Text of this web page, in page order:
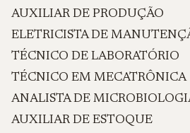
AUXILIAR DE PRODUÇÃO
ELETRICISTA DE
TÉCNICO DE LABORATÓRIO
TÉCNICO EM MECATRÔNICA
ANALISTA DE
AUXILIAR DE ESTOQUE